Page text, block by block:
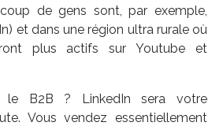
de gens sont, par exemple,
et dans une région ultra rurale où
plus actifs sur Youtube et
le B2B ? LinkedIn sera votre
Vous vendez essentiellement